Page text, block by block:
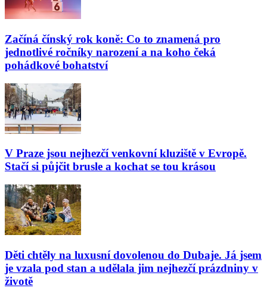
Začíná čínský rok koně: Co to znamená pro
jednotlivé ročníky narození a na koho čeká
pohádkové bohatství
V Praze jsou nejhezčí venkovní kluziště v Evropě.
Stačí si půjčit brusle a kochat se tou krásou
Děti chtěly na luxusní dovolenou do Dubaje. Já jsem
je vzala pod stan a udělala jim nejhezčí prázdniny v
životě